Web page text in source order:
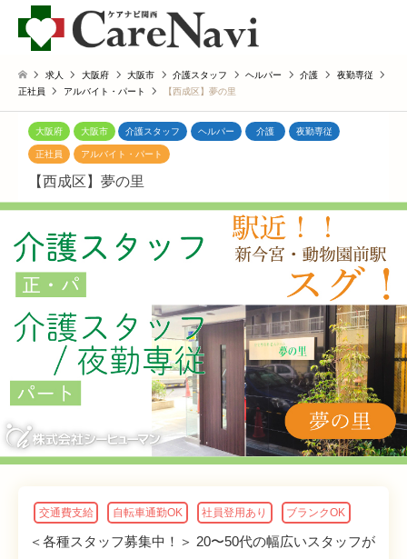
求人 大阪府 大阪市 介護スタッフ ヘルパー 介護
夜勤専従
正社員
アルバイト・パート 【西成区】夢の里
大阪府 大阪市 介護スタッフ ヘルパー 介護 夜勤専従
正社員 アルバイト・パート
【西成区】夢の里
交通費支給 自転車通勤OK 社員登用あり ブランクOK
＜各種スタッフ募集中！＞ 20〜50代の幅広いスタッフが